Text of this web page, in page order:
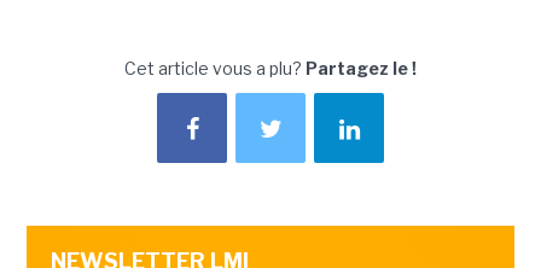
Cet article vous a plu? Partagez le !
NEWSLETTER LMI